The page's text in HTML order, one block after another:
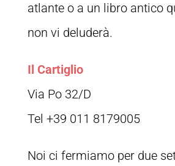
atlante o a un libro antico
non vi deluderà.
Il Cartiglio
Via Po 32/D
Tel +39 011 8179005
Noi ci fermiamo per due